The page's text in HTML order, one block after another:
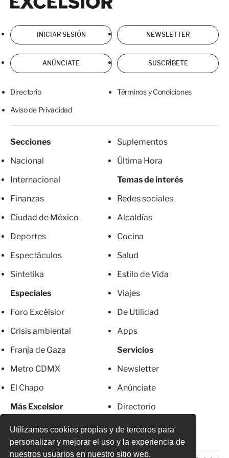
Utilizamos cookies propias y de terceros para
personalizar y mejorar el uso y la experiencia de
nuestros usuarios en nuestro sitio web.
INICIAR SESIÓN NEWSLETTER
ANÚNCIATE SUSCRÍBETE
Directorio Términos y Condiciones
Aviso de Privacidad
Secciones
Nacional
Internacional
Finanzas
Ciudad de México
Deportes
Espectáculos
Sintetika
Especiales
Foro Excélsior
Crisis ambiental
Franja de Gaza
Metro CDMX
El Chapo
Más Excelsior
Mujeres
Suplementos
Última Hora
Temas de interés
Redes sociales
Alcaldías
Cocina
Salud
Estilo de Vida
Viajes
De Utilidad
Apps
Servicios
Newsletter
Anúnciate
Directorio
Suscripciones